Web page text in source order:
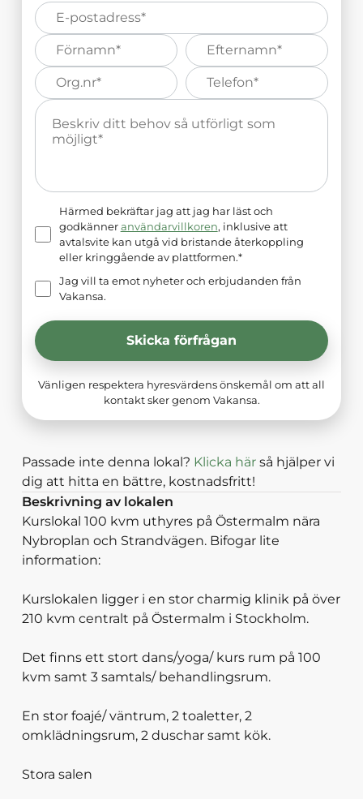
E-
post*
Förnamn*
Efternamn*
Organisations
nummer*
Telefonnummer*
Meddelande*
Härmed bekräftar jag att jag har läst och
godkänner användarvillkoren, inklusive att
avtalsvite kan utgå vid bristande återkoppling
eller kringgående av plattformen.*
Jag vill ta emot nyheter och erbjudanden från
Vakansa.
Skicka förfrågan
Vänligen respektera hyresvärdens önskemål om att all
kontakt sker genom Vakansa.
Passade inte denna lokal? Klicka här så hjälper vi
dig att hitta en bättre, kostnadsfritt!
Beskrivning av lokalen
Kurslokal 100 kvm uthyres på Östermalm nära
Nybroplan och Strandvägen. Bifogar lite
information:
Kurslokalen ligger i en stor charmig klinik på över
210 kvm centralt på Östermalm i Stockholm.
Det finns ett stort dans/yoga/ kurs rum på 100
kvm samt 3 samtals/ behandlingsrum.
En stor foajé/ väntrum, 2 toaletter, 2
omklädningsrum, 2 duschar samt kök.
Stora salen